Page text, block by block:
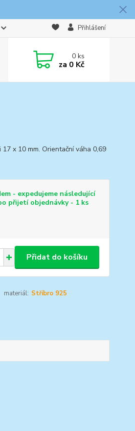
Přihlášení
0ks
za 0 Kč
x 10 mm. Orientační váha 0,69
- expedujeme následující
přijetí objednávky - 1 ks
Přidat do košíku
materiál: Stříbro 925